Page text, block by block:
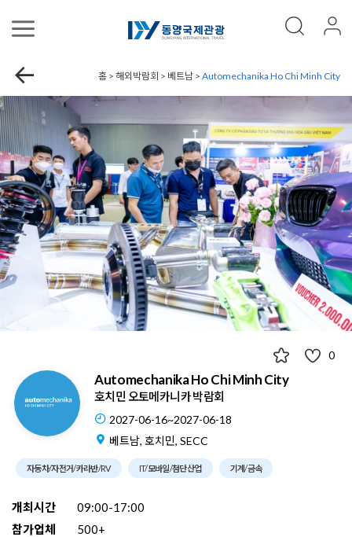
홈 > 해외박람회 > 베트남 > Automechanika Ho Chi Minh City
0
Automechanika Ho Chi Minh City
호치민 오토메카니카 박람회
2027-06-16~2027-06-18
베트남, 호치민, SECC
자동차/자전거/카라반/RV IT/모바일/첨단산업 기계/금속
개최시간
09:00-17:00
참가업체
500+